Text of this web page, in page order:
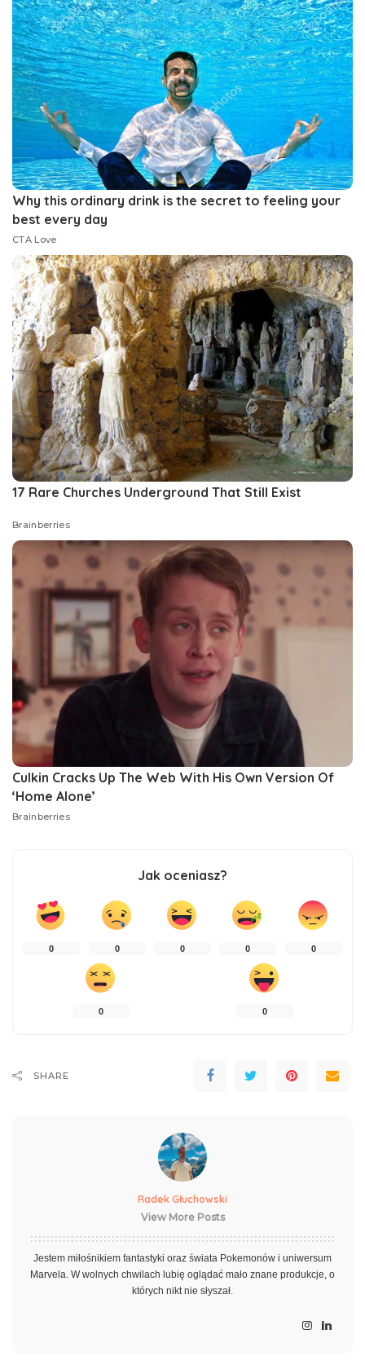
Jak oceniasz?
0 0 0 0 0
0 0
SHARE
Radek Głuchowski
View More Posts
Jestem miłośnikiem fantastyki oraz świata Pokemonów i uniwersum
Marvela. W wolnych chwilach lubię oglądać mało znane produkcje, o
których nikt nie słyszał.